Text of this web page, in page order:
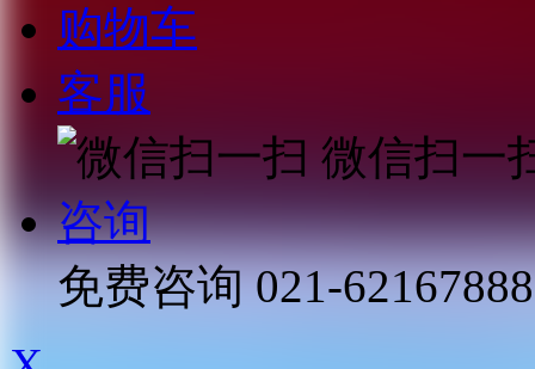
购物车
客服
微信扫一
咨询
免费咨询 021-62167888